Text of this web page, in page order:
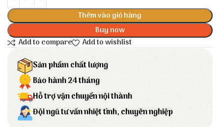
Thêm vào giỏ hàng
Buy now
Add to compare
Add to wishlist
Sản phẩm chất lượng
Bảo hành 24 tháng
Hỗ trợ vận chuyển nội thành
Đội ngũ tư vấn nhiệt tình, chuyên nghiệp